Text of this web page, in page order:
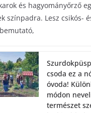
és hagyományőrző
színpadra. Lesz csikós-
csoda ez a
óvoda!
módon
természet